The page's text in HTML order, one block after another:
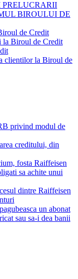
BIROULUI DE
de Credit
la Biroul de Credit
clientilor la Biroul de
privind modul de
creditului, din
fosta Raiffeisen
sa achite unui
dintre Raiffeisen
un abonat
sau sa-i dea banii